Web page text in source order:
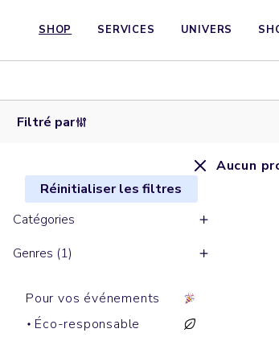
SHOP SERVICES UNIVERS
Filtré par
Réinitialiser les filtres
Catégories
Genres (1)
Pour vos événements
Éco-responsable
Aucun